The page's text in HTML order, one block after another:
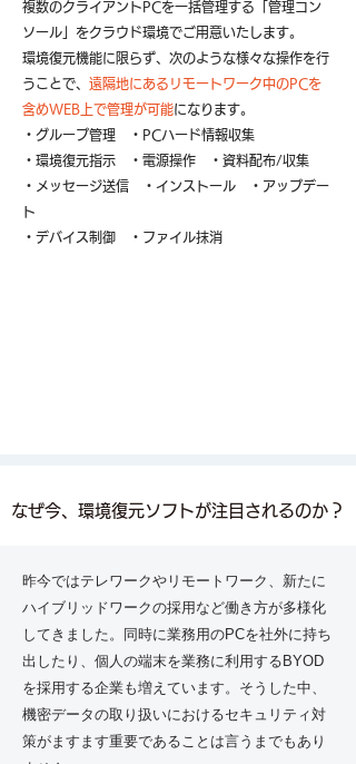
複数のクライアントPCを一括管理する「管理コン
ソール」をクラウド環境でご用意いたします。
環境復元機能に限らず、次のような様々な操作を行
うことで、 遠隔地にあるリモートワーク中のPCを
含めWEB上で管理が可能になります。
・グループ管理 ・PCハード情報収集
・環境復元指示 ・電源操作 ・資料配布/収集
・メッセージ送信 ・インストール ・アップデー
ト
・デバイス制御 ・ファイル抹消
なぜ今、環境復元ソフトが注目されるのか？
昨今ではテレワークやリモートワーク、新たに
ハイブリッドワークの採用など働き方が多様化
してきました。同時に業務用のPCを社外に持ち
出したり、個人の端末を業務に利用するBYOD
を採用する企業も増えています。そうした中、
機密データの取り扱いにおけるセキュリティ対
策がますます重要であることは言うまでもあり